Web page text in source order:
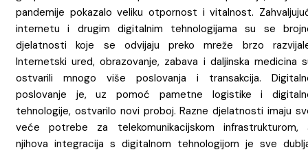
pandemije pokazalo veliku otpornost i vitalnost.
internetu i drugim digitalnim tehnologijama su se
djelatnosti koje se odvijaju preko mreže brzo
Internetski ured, obrazovanje, zabava i daljinska medicina
ostvarili mnogo više poslovanja i transakcija.
poslovanje je, uz pomoć pametne logistike i
tehnologije, ostvarilo novi proboj. Razne djelatnosti imaju
veće potrebe za telekomunikacijskom infrastrukturom,
njihova integracija s digitalnom tehnologijom je sve